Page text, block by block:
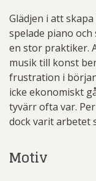
Glädjen i att
spelade piano
en stor praktiker.
musik till konst
frustration i
icke ekonomiskt
tyvärr ofta var.
dock varit arbetet
Motiv